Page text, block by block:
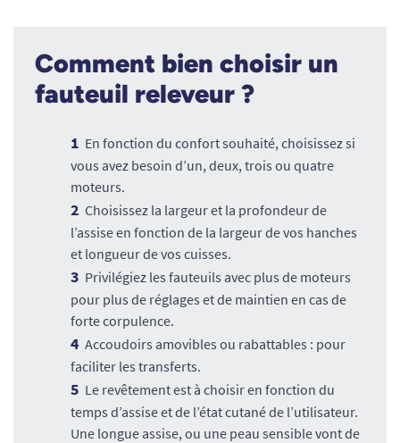
Comment bien choisir un
fauteuil releveur ?
En fonction du confort souhaité, choisissez si
vous avez besoin d’un, deux, trois ou quatre
moteurs.
Choisissez la largeur et la profondeur de
l’assise en fonction de la largeur de vos hanches
et longueur de vos cuisses.
Privilégiez les fauteuils avec plus de moteurs
pour plus de réglages et de maintien en cas de
forte corpulence.
Accoudoirs amovibles ou rabattables : pour
faciliter les transferts.
Le revêtement est à choisir en fonction du
temps d’assise et de l’état cutané de l’utilisateur.
Une longue assise, ou une peau sensible vont de